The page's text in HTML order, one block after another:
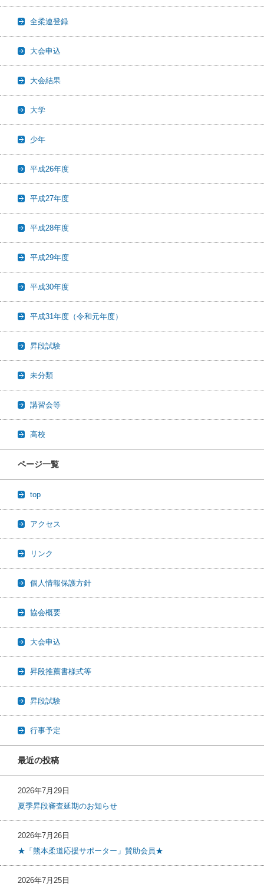
全柔連登録
大会申込
大会結果
大学
少年
平成26年度
平成27年度
平成28年度
平成29年度
平成30年度
平成31年度（令和元年度）
昇段試験
未分類
講習会等
高校
ページ一覧
top
アクセス
リンク
個人情報保護方針
協会概要
大会申込
昇段推薦書様式等
昇段試験
行事予定
最近の投稿
2026年7月29日
夏季昇段審査延期のお知らせ
2026年7月26日
★「熊本柔道応援サポーター」賛助会員★
2026年7月25日